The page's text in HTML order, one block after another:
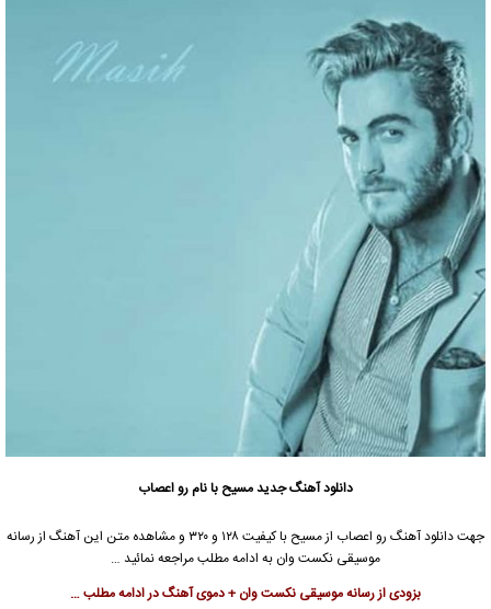
دانلود آهنگ جدیدمسیح با نام رو اعصاب
جهت دانلود آهنگ رو اعصاب ازمسیح
با کیفیت ۱۲۸ و ۳۲۰ و مشاهده متن این آهنگ از رسانه
موسیقی نکست وان به ادامه مطلب مراجعه نمائید …
بزودی از رسانه موسیقی نکست وان + دموی آهنگ در ادامه مطلب …